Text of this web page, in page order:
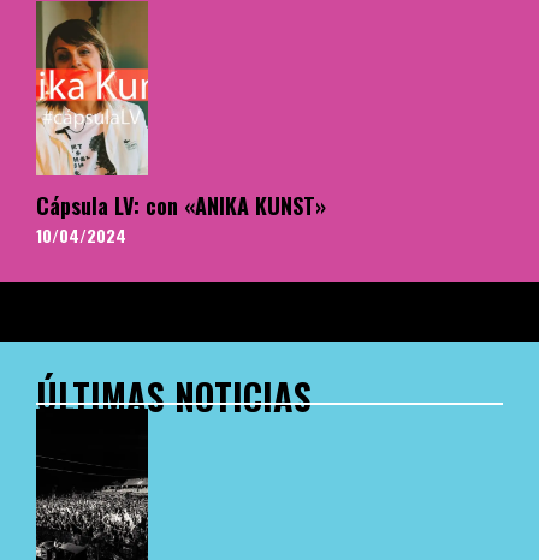
Cápsula LV: con «ANIKA KUNST»
10/04/2024
ÚLTIMAS NOTICIAS